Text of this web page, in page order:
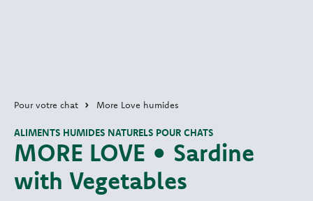
Pour votre chat More Love humides
MORE LOVE • Sardine
with Vegetables
ALIMENTS HUMIDES NATURELS POUR CHATS